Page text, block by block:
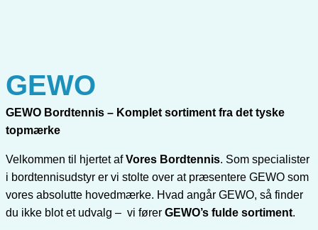
GEWO
GEWO Bordtennis – Komplet sortiment fra det tyske
topmærke
Velkommen til hjertet afVores Bordtennis. Som specialister
i bordtennisudstyr er vi stolte over at præsentere GEWO som
vores absolutte hovedmærke. Hvad angår GEWO, så finder
du ikke blot et udvalg – vi fører GEWO’s fulde sortiment.